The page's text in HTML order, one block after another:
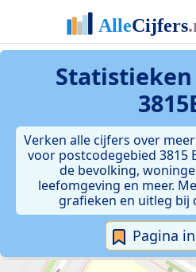
Verken alle cijfers over
voor postcodegebied 3815
de bevolking,
leefomgeving en meer.
grafieken en uitleg bij
Pagina